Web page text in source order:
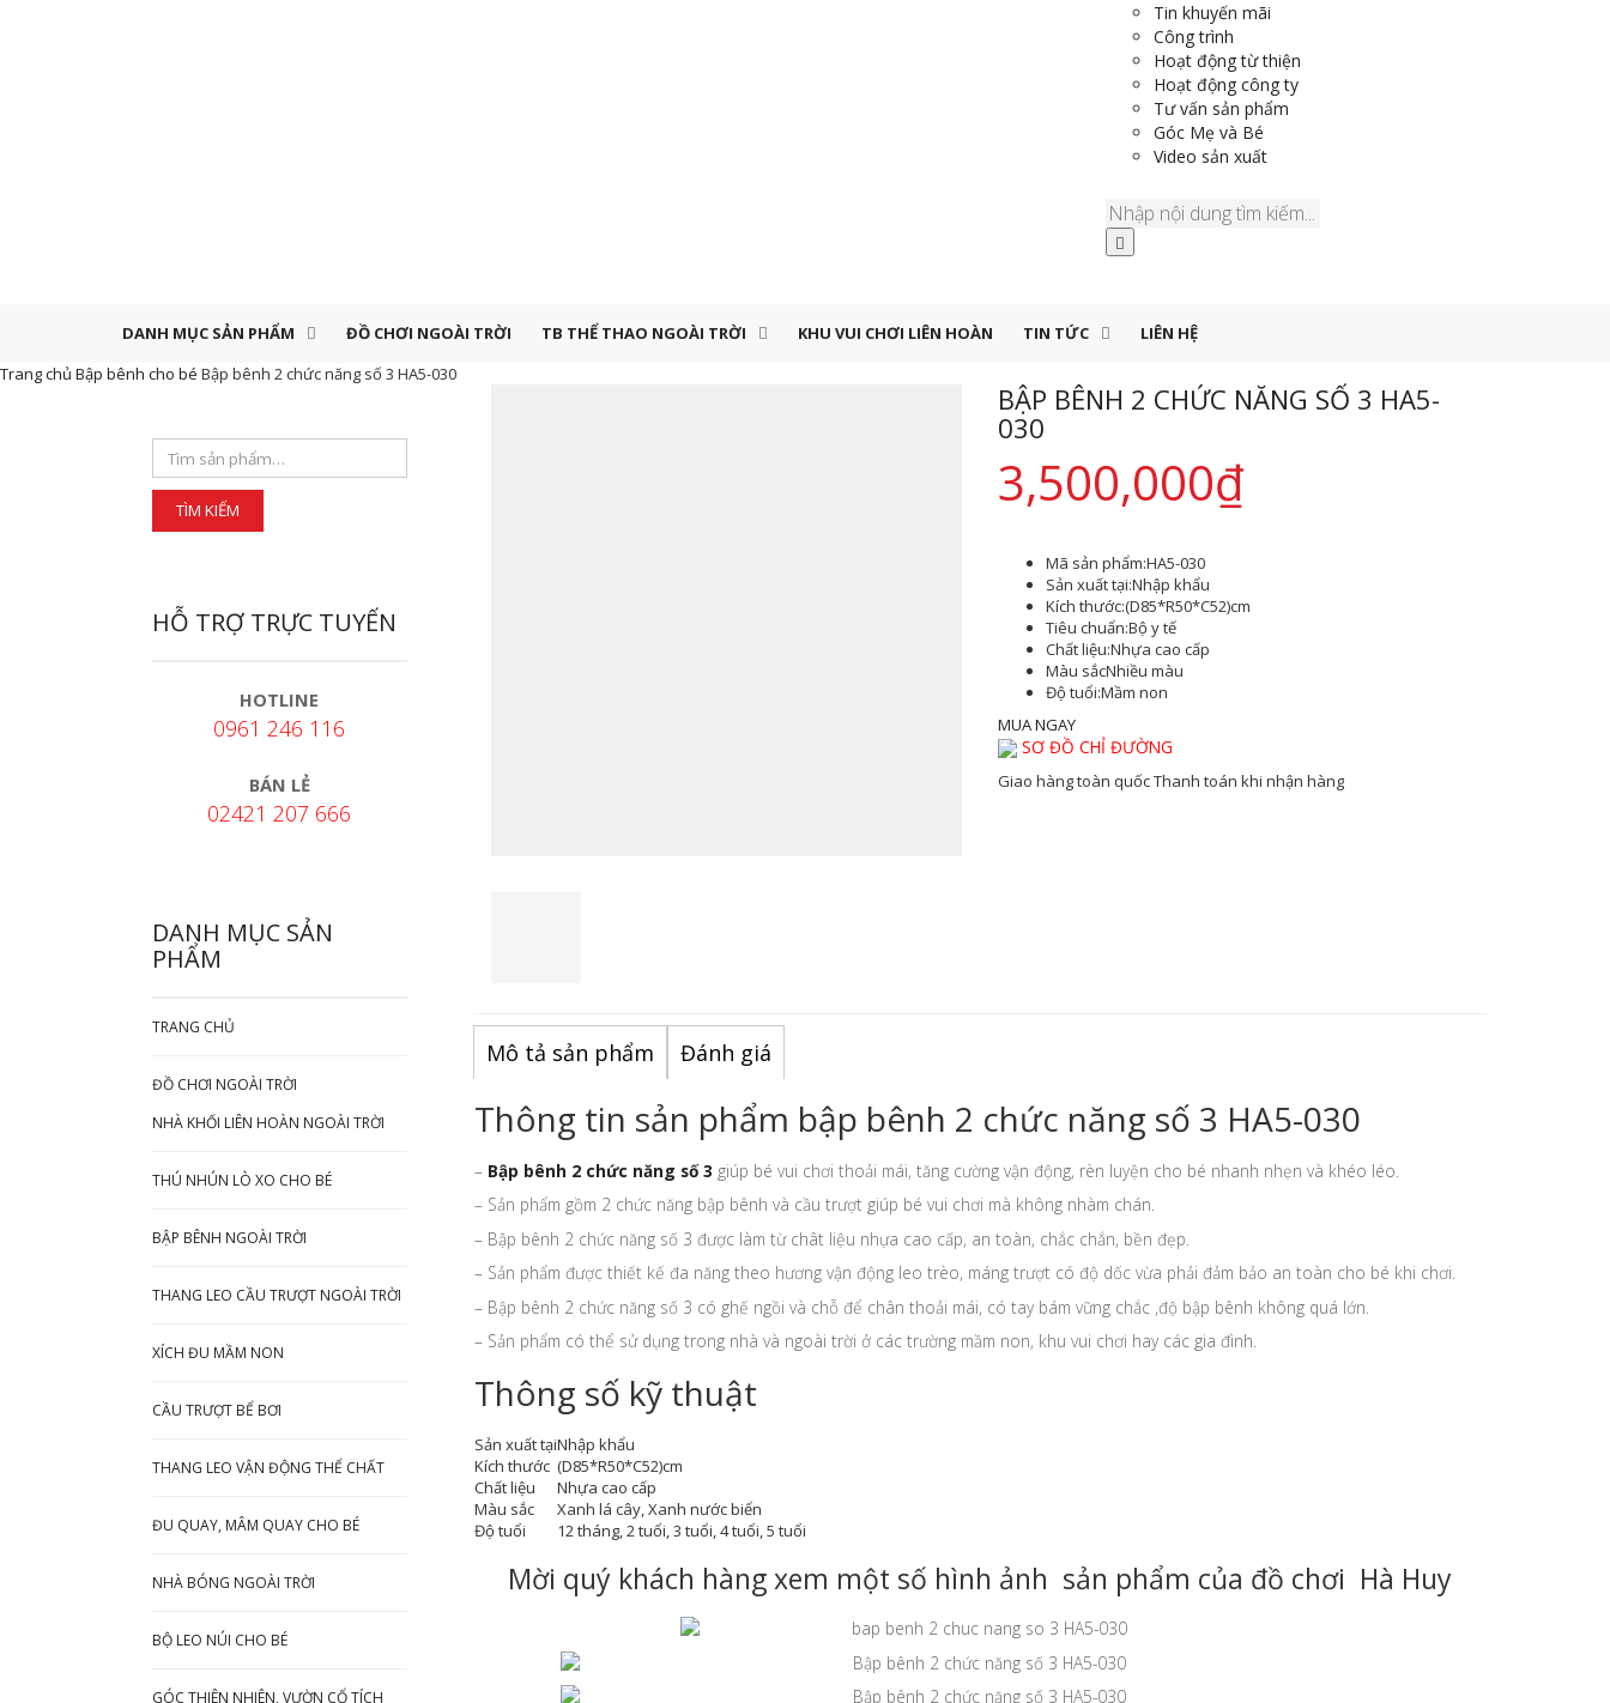
Tin khuyến mãi
Công trình
Hoạt động từ thiện
Hoạt động công ty
Tư vấn sản phẩm
Góc Mẹ và Bé
Video sản xuất
DANH MỤC SẢN PHẨM ĐỒ CHƠI NGOÀI TRỜI TB THỂ THAO NGOÀI TRỜI KHU VUI CHƠI LIÊN HOÀN TIN TỨC
LIÊN HỆ
Trang chủ Bập bênh cho bé Bập bênh 2 chức năng số 3 HA5-030
BẬP BÊNH 2 CHỨC NĂNG SỐ 3 HA5-
030
3,500,000₫
Mã sản phẩm:HA5-030
Sản xuất tại:Nhập khẩu
Kích thước:(D85*R50*C52)cm
Tiêu chuẩn:Bộ y tế
Chất liệu:Nhựa cao cấp
Màu sắcNhiều màu
Độ tuổi:Mầm non
MUA NGAY
SƠ ĐỒ CHỈ ĐƯỜNG
Giao hàng toàn quốcThanh toán khi nhận hàng
Mô tả sản phẩm Đánh giá
Thông tin sản phẩm bập bênh 2 chức năng số 3 HA5-030
– Bập bênh 2 chức năng số 3 giúp bé vui chơi thoải mái, tăng cường vận động, rèn luyện cho bé nhanh nhẹn và khéo léo.
– Sản phẩm gồm 2 chức năng bập bênh và cầu trượt giúp bé vui chơi mà không nhàm chán.
– Bập bênh 2 chức năng số 3 được làm từ chât liệu nhựa cao cấp, an toàn, chắc chắn, bền đẹp.
– Sản phẩm được thiết kế đa năng theo hương vận động leo trèo, máng trượt có độ dốc vừa phải đảm bảo an toàn cho bé khi chơi.
– Bập bênh 2 chức năng số 3 có ghế ngồi và chỗ để chân thoải mái, có tay bám vững chắc ,độ bập bênh không quá lớn.
– Sản phẩm có thể sử dụng trong nhà và ngoài trời ở các trường mầm non, khu vui chơi hay các gia đình.
Thông số kỹ thuật
Sản xuất tạiNhập khẩu
Kích thước (D85*R50*C52)cm
Chất liệu
Nhựa cao cấp
Màu sắc
Xanh lá cây, Xanh nước biển
Độ tuổi
12 tháng, 2 tuổi, 3 tuổi, 4 tuổi, 5 tuổi
Mời quý khách hàng xem một số hình ảnh sản phẩm của đồ chơi Hà Huy
HỖ TRỢ TRỰC TUYẾN
HOTLINE
0961 246 116
BÁN LẺ
02421 207 666
DANH MỤC SẢN
PHẨM
TRANG CHỦ
ĐỒ CHƠI NGOÀI TRỜI
NHÀ KHỐI LIÊN HOÀN NGOÀI TRỜI
THÚ NHÚN LÒ XO CHO BÉ
BẬP BÊNH NGOÀI TRỜI
THANG LEO CẦU TRƯỢT NGOÀI TRỜI
XÍCH ĐU MẦM NON
CẦU TRƯỢT BỂ BƠI
THANG LEO VẬN ĐỘNG THỂ CHẤT
ĐU QUAY, MÂM QUAY CHO BÉ
NHÀ BÓNG NGOÀI TRỜI
BỘ LEO NÚI CHO BÉ
GÓC THIÊN NHIÊN, VƯỜN CỔ TÍCH